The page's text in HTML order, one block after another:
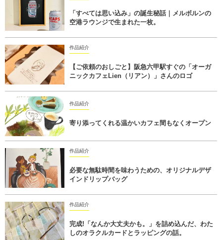
「すべては思い込み」の誕生秘話｜メルボルンの
空港ラウンジで生まれた一枚。
作品紹介
【ご依頼のおしごと】阪急六甲駅すぐの「オーガ
ニックカフェLien（リアン）」さんのロゴ
作品紹介
寄り添ってくれる温かいカフェ間もなくオープン
作品紹介
必要な無駄時間を味わうための、オリジナルデザ
インドリップバッグ
作品紹介
完成!「なんか大丈夫かも。」を詰め込んだ、わた
しのオラクルカードとラッピングの話。